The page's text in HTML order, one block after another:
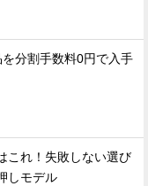
分割手数料0円で入手
これ！失敗しない選び
しモデル